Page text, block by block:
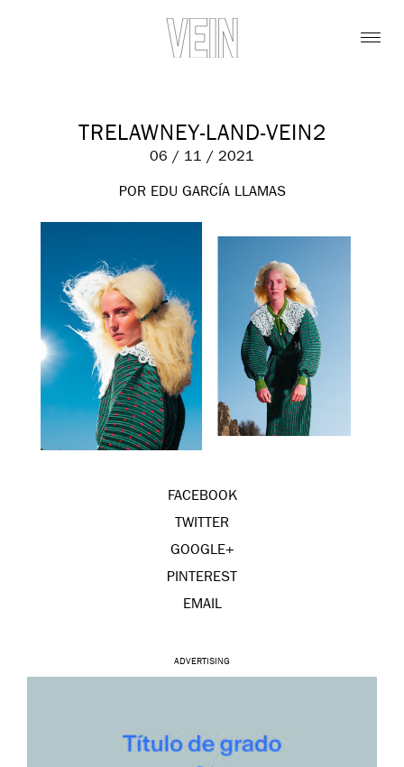
TRELAWNEY-LAND-VEIN2
06 / 11 / 2021
POR EDU GARCÍA LLAMAS
FACEBOOK
TWITTER
GOOGLE+
PINTEREST
EMAIL
ADVERTISING